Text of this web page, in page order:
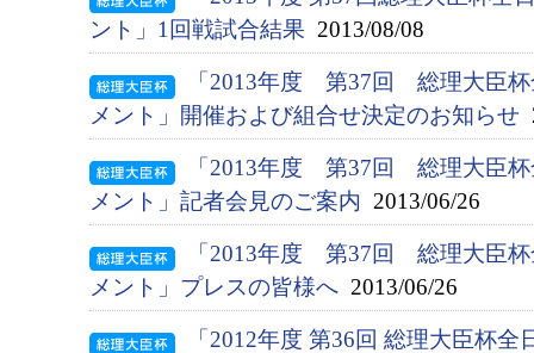
ント」1回戦試合結果 2013/08/08
「2013年度 第37回 総理大臣杯
メント」開催および組合せ決定のお知らせ
「2013年度 第37回 総理大臣杯
メント」記者会見のご案内 2013/06/26
「2013年度 第37回 総理大臣杯
メント」プレスの皆様へ 2013/06/26
「2012年度 第36回 総理大臣杯